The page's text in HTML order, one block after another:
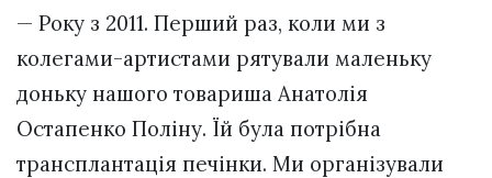
— Року з 2011. Перший раз, коли ми з
колегами-артистами рятували маленьку
доньку нашого товариша Анатолія
Остапенко Поліну. Їй була потрібна
трансплантація печінки. Ми організували